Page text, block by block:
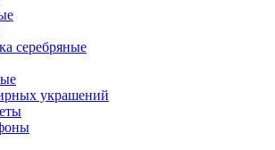
серебряные
украшений